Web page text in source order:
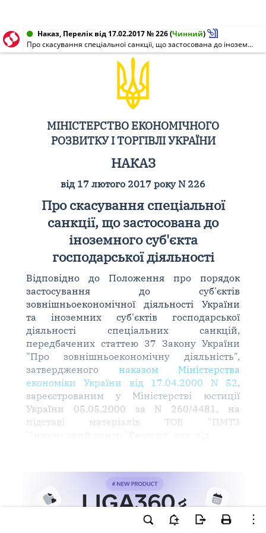
Наказ, Перелік від 17.02.2017 № 226(Чинний)
Про скасування спеціальної санкції, що застосована до іноземного суб'єкта господарської діяльності
МІНІСТЕРСТВО ЕКОНОМІЧНОГО
РОЗВИТКУ І ТОРГІВЛІ УКРАЇНИ
НАКАЗ
від 17 лютого 2017 року N 226
Про скасування спеціальної
санкції, що застосована до
іноземного суб'єкта
господарської діяльності
Відповідно до Положення про порядок
застосування до суб'єктів
зовнішньоекономічної діяльності України
та іноземних суб'єктів господарської
діяльності спеціальних санкцій,
передбачених статтею 37 Закону України
"Про зовнішньоекономічну діяльність",
затвердженого наказом Міністерства
економіки України від 17.04.2000 N 52,
зареєстрованим у Міністерстві юстиції
України 05.05.2000 за N 260/4481, на
підставі матеріалів ТОВ "ПМТЗ